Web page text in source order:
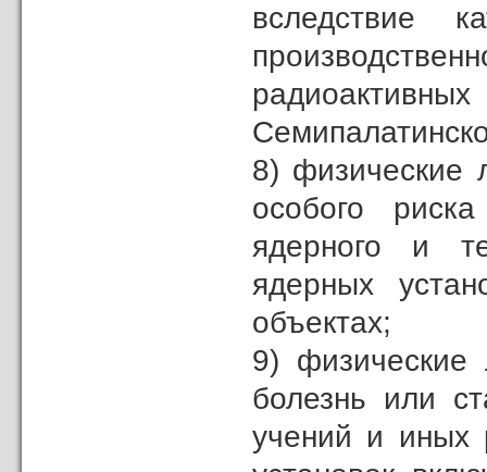
вследствие
8) физические
особого
ядерного и
ядерных
объектах;
9) физические
болезнь или
учений и иных